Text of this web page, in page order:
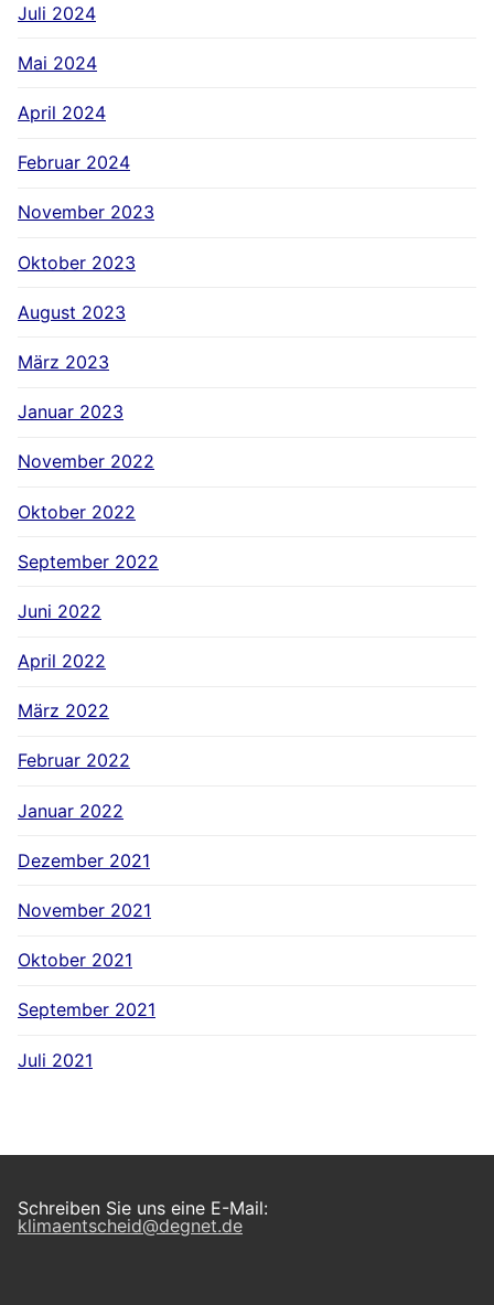
Juli 2024
Mai 2024
April 2024
Februar 2024
November 2023
Oktober 2023
August 2023
März 2023
Januar 2023
November 2022
Oktober 2022
September 2022
Juni 2022
April 2022
März 2022
Februar 2022
Januar 2022
Dezember 2021
November 2021
Oktober 2021
September 2021
Juli 2021
Schreiben Sie uns eine E-Mail:
klimaentscheid@degnet.de